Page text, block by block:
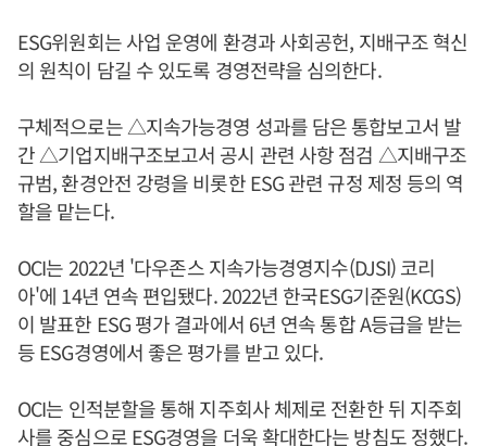
ESG위원회는 사업 운영에 환경과 사회공헌, 지배구조 혁신
의 원칙이 담길 수 있도록 경영전략을 심의한다.
구체적으로는 △지속가능경영 성과를 담은 통합보고서 발
간 △기업지배구조보고서 공시 관련 사항 점검 △지배구조
규범, 환경안전 강령을 비롯한 ESG 관련 규정 제정 등의 역
할을 맡는다.
OCI는 2022년 '다우존스 지속가능경영지수(DJSI) 코리
아'에 14년 연속 편입됐다. 2022년 한국ESG기준원(KCGS)
이 발표한 ESG 평가 결과에서 6년 연속 통합 A등급을 받는
등 ESG경영에서 좋은 평가를 받고 있다.
OCI는 인적분할을 통해 지주회사 체제로 전환한 뒤 지주회
사를 중심으로 ESG경영을 더욱 확대한다는 방침도 정했다.